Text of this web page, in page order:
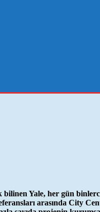
Yale, her gün
arasında City